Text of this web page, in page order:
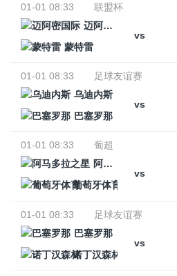
01-01 08:33
联盟杯
迈阿密国际
vs
蒙特雷
01-01 08:33
足球友谊赛
乌迪内斯
vs
巴塞罗那
01-01 08:33
葡超
阿马多拉之星
vs
葡萄牙体育
01-01 08:33
足球友谊赛
巴塞罗那
vs
诺丁汉森林